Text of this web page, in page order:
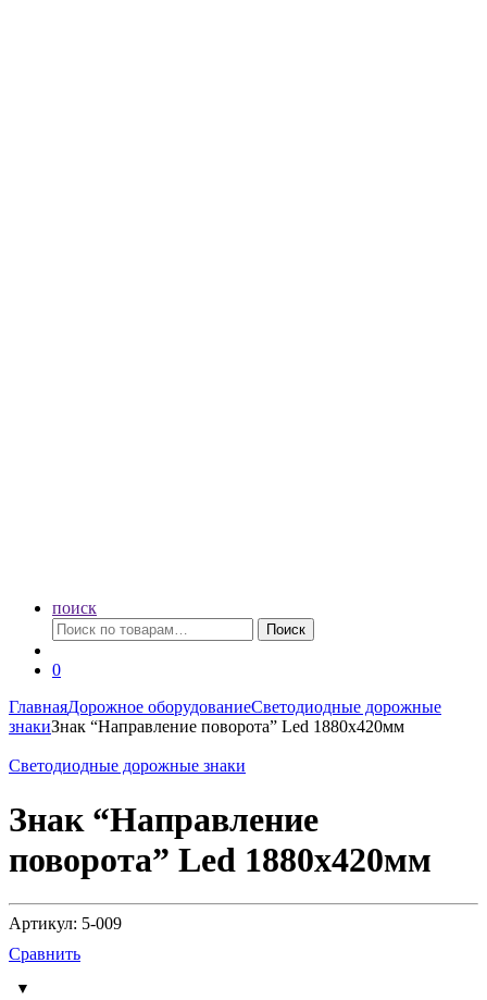
поиск
Искать:
Поиск
0
ГлавнаяДорожное оборудованиеСветодиодные дорожные
знакиЗнак “Направление поворота” Led 1880х420мм
Светодиодные дорожные знаки
Знак “Направление
поворота” Led 1880х420мм
Артикул: 5-009
Сравнить